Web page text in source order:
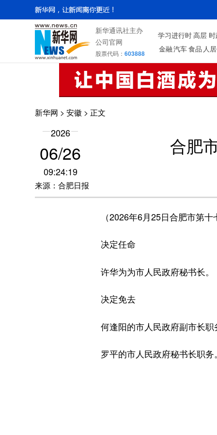
新华通讯社主办
公司官网
股票代码： 603888
学习进行时高层
金融汽车食品 人
新华网 > 安徽 > 正文
2026
06/26
09:24:19
来源：合肥日报
合肥
（2026年6月25日合肥市第十
决定任命
许华为为市人民政府秘书长。
决定免去
何逢阳的市人民政府副市长职
罗平的市人民政府秘书长职务